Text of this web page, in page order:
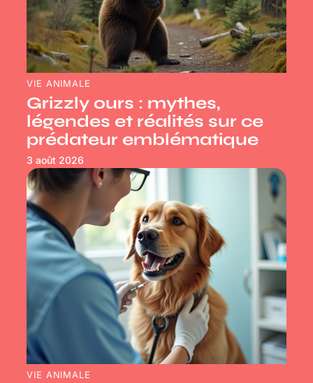
VIE ANIMALE
Grizzly ours : mythes,
légendes et réalités sur ce
prédateur emblématique
3 août 2026
VIE ANIMALE